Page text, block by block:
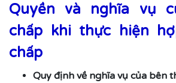
Quyền và nghĩa vụ
chấp khi thực hiện
chấp
Quy định về nghĩa vụ của bên